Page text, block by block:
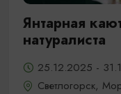
Янтарная
натуралиста
25.12.2025 -
Светлогорск,